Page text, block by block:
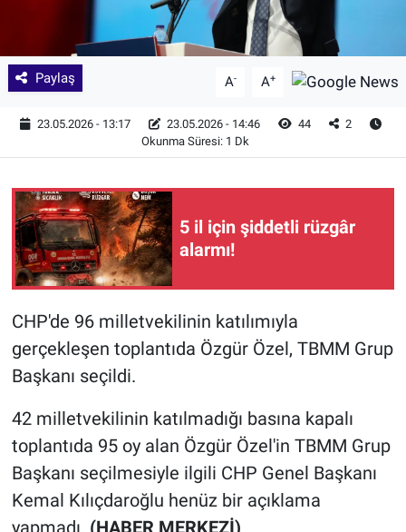
Paylaş A- A+
23.05.2026 - 13:17 23.05.2026 - 14:46 44
2
Okunma Süresi: 1 Dk
5 il için şiddetli rüzgâr
alarmı!
CHP'de 96 milletvekilinin katılımıyla
gerçekleşen toplantıda Özgür Özel, TBMM Grup
Başkanı seçildi.
42 milletvekilinin katılmadığı basına kapalı
toplantıda 95 oy alan Özgür Özel'in TBMM Grup
Başkanı seçilmesiyle ilgili CHP Genel Başkanı
Kemal Kılıçdaroğlu henüz bir açıklama